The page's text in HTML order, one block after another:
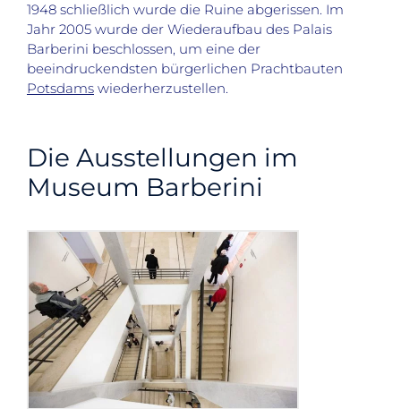
1948 schließlich wurde die Ruine abgerissen. Im
Jahr 2005 wurde der Wiederaufbau des Palais
Barberini beschlossen, um eine der
beeindruckendsten bürgerlichen Prachtbauten
Potsdams wiederherzustellen.
Die Ausstellungen im
Museum Barberini